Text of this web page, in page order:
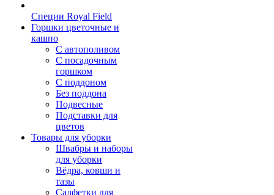
Специи Royal Field
Горшки цветочные и
кашпо
С автополивом
С посадочным
горшком
С поддоном
Без поддона
Подвесные
Подставки для
цветов
Товары для уборки
Швабры и наборы
для уборки
Вёдра, ковши и
тазы
Салфетки для